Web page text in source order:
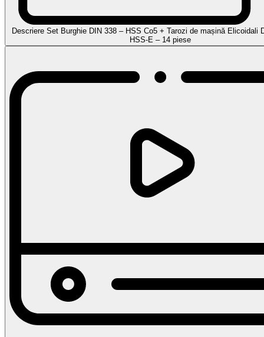
Descriere Set Burghie DIN 338 – HSS Co5 + Tarozi de mașină Elicoidali
HSS-E – 14 piese